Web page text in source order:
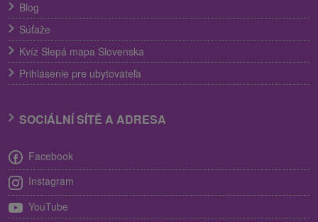
Blog
Súťaže
Kvíz Slepá mapa Slovenska
Prihlásenie pre ubytovateľa
SOCIÁLNÍ SÍTĚ A ADRESA
Facebook
Instagram
YouTube